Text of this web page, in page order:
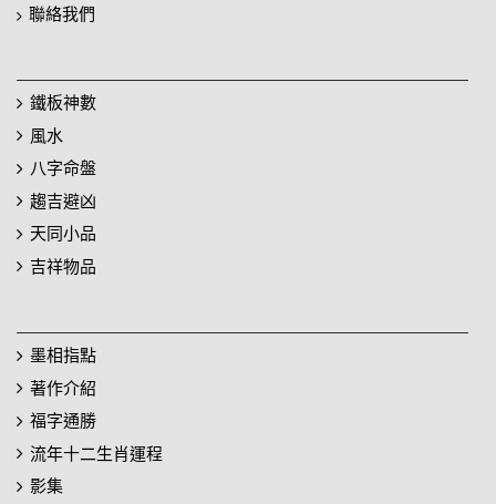
聯絡我們
鐵板神數
風水
八字命盤
趨吉避凶
天同小品
吉祥物品
墨相指點
著作介紹
福字通勝
流年十二生肖運程
影集